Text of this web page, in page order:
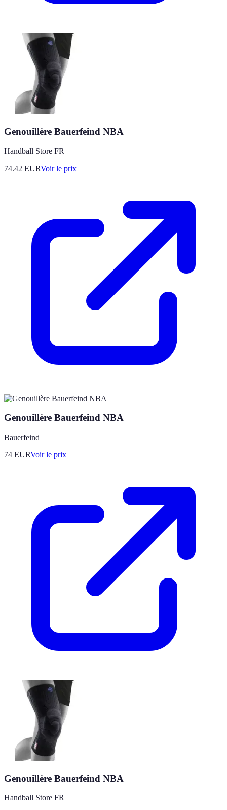
Genouillère Bauerfeind NBA
Handball Store FR
74.42 EURVoir le prix
Genouillère Bauerfeind NBA
Bauerfeind
74 EURVoir le prix
Genouillère Bauerfeind NBA
Handball Store FR